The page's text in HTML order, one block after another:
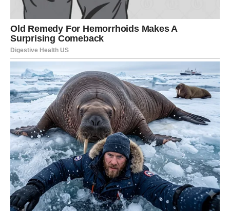
koji više ne zbunjuje.
VODOLIJA – Sudbinska sreća bez
objašnjenja
Dok Ovan nosi teret, a Blizanac luta, Vodolija ulazi u fazu
izuzetne sreće, one vrste sreće koja ne dolazi zato što je
nešto savršeno isplanirano, već zato što je konačno
usklađeno. Idući dani donose Vodoliji osećaj lakoće,
podrške i unutrašnjeg mira, ali i spoljašnje potvrde da je
na pravom putu.
Mogući su lepi događaji, iznenadne prilike, dobre vesti,